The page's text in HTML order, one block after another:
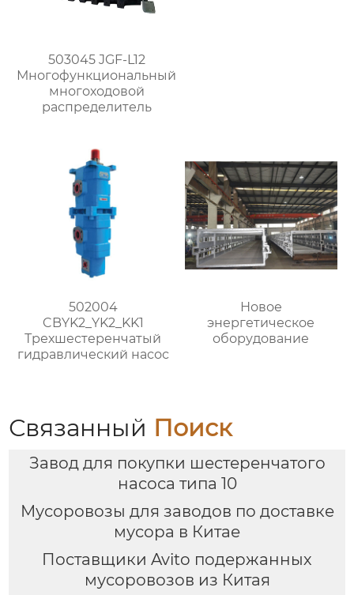
503045 JGF-L12
Многофункциональный
многоходовой
распределитель
502004
CBYK2_YK2_KK1
Трехшестеренчатый
гидравлический насос
Новое
энергетическое
оборудование
Связанный Поиск
Завод для покупки шестеренчатого
насоса типа 10
Мусоровозы для заводов по доставке
мусора в Китае
Поставщики Avito подержанных
мусоровозов из Китая